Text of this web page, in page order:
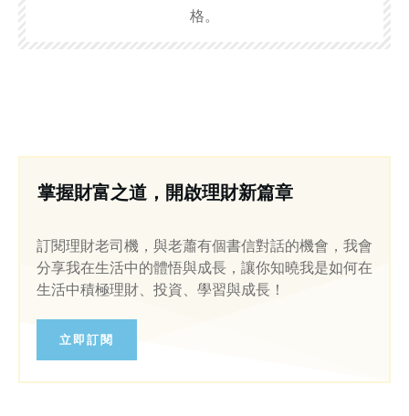
格。
掌握財富之道，開啟理財新篇章
訂閱理財老司機，與老蕭有個書信對話的機會，我會
分享我在生活中的體悟與成長，讓你知曉我是如何在
生活中積極理財、投資、學習與成長！
立即訂閱